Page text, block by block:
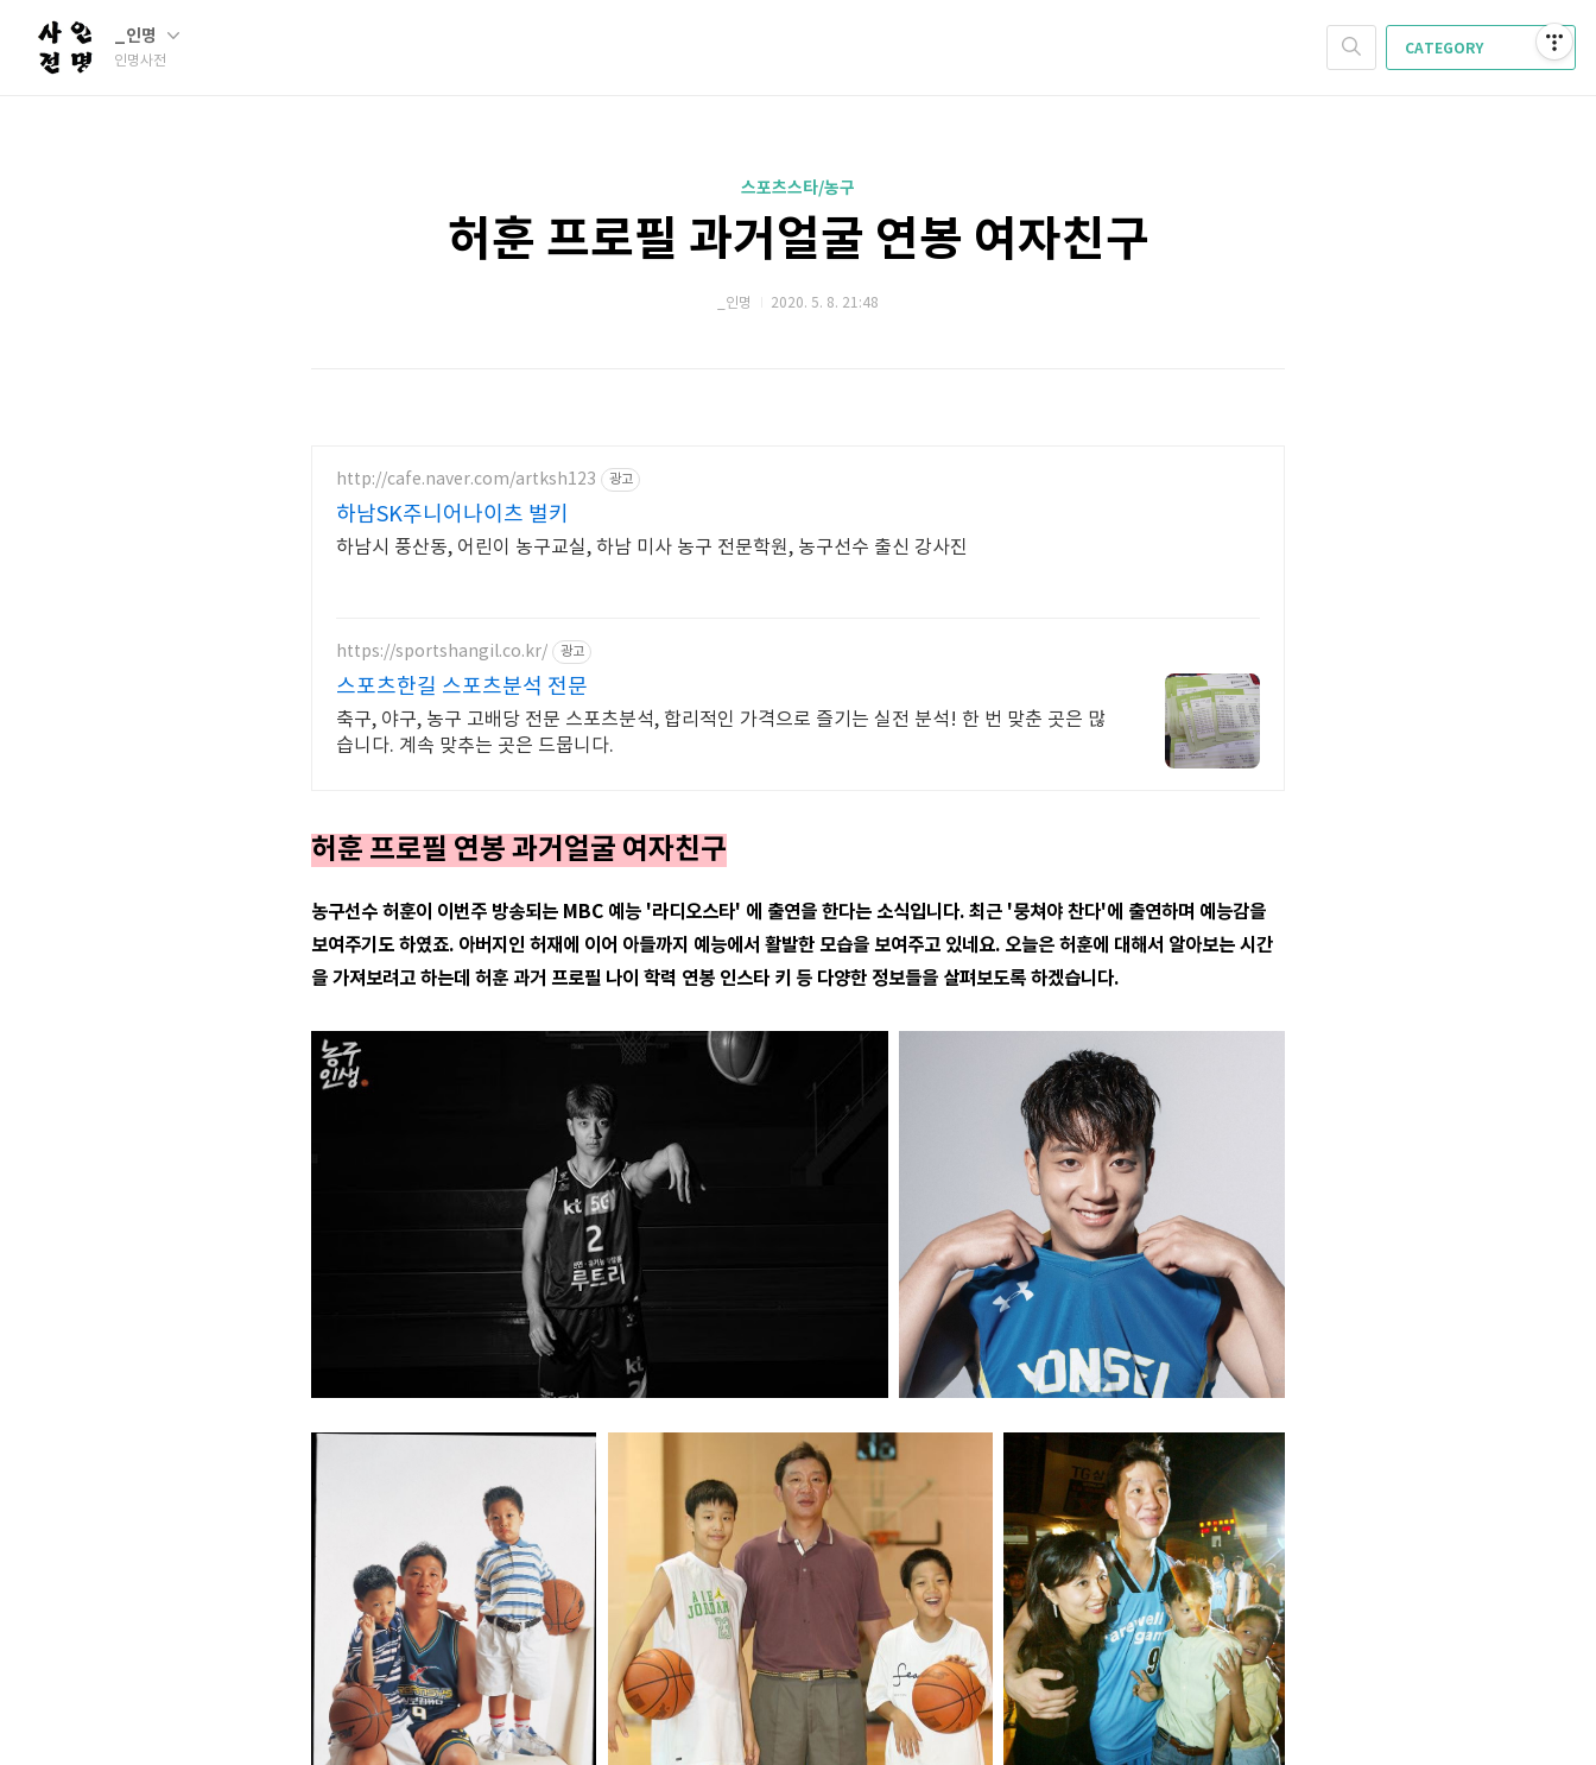
_인명
인명사전
CATEGORY
스포츠스타/농구
허훈 프로필 과거얼굴 연봉 여자친구
_인명 2020. 5. 8. 21:48
http://cafe.naver.com/artksh123 광고
하남SK주니어나이츠 벌키
하남시 풍산동, 어린이 농구교실, 하남 미사 농구 전문학원, 농구선수 출신 강사진
https://sportshangil.co.kr/ 광고
스포츠한길 스포츠분석 전문
축구, 야구, 농구 고배당 전문 스포츠분석, 합리적인 가격으로 즐기는 실전 분석! 한 번 맞춘 곳은 많
습니다. 계속 맞추는 곳은 드뭅니다.
허훈 프로필 연봉 과거얼굴 여자친구
농구선수 허훈이 이번주 방송되는 MBC 예능 '라디오스타' 에 출연을 한다는 소식입니다. 최근 '뭉쳐야 찬다'에 출연하며 예능감을
보여주기도 하였죠. 아버지인 허재에 이어 아들까지 예능에서 활발한 모습을 보여주고 있네요. 오늘은 허훈에 대해서 알아보는 시간
을 가져보려고 하는데 허훈 과거 프로필 나이 학력 연봉 인스타 키 등 다양한 정보들을 살펴보도록 하겠습니다.